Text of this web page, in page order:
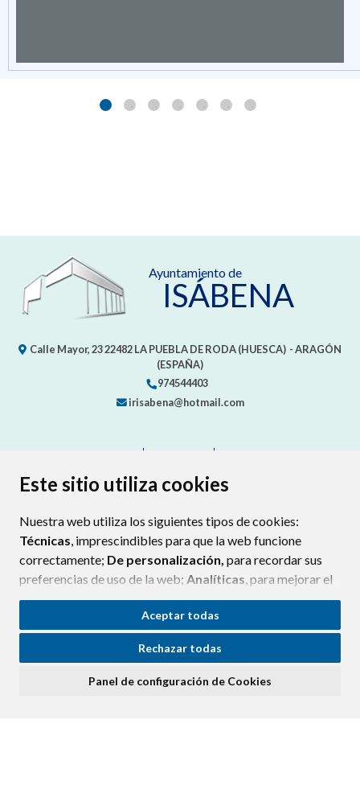
Este sitio utiliza cookies
Nuestra web utiliza los siguientes tipos de cookies:
Técnicas, imprescindibles para que la web funcione
correctamente; De personalización, para recordar sus
preferencias de uso de la web; Analíticas, para mejorar el
funcionamiento de la web y sus servicios.
Si acepta pulsando el botón“Aceptar todas”
consideramos que acepta su uso. Si pulsa el botón
ninguna acción, se guardarán las cookies técnicas
Aceptar todas
Rechazar todas
Panel de configuración de Cookies
Ayuntamiento de
ISÁBENA
Calle Mayor, 2322482LA PUEBLA DE RODA (HUESCA) - ARAGÓN
(ESPAÑA)
974544403
irisabena@hotmail.com
PROTECCIÓN DE DATOS
POLÍTICA DE COOKIES